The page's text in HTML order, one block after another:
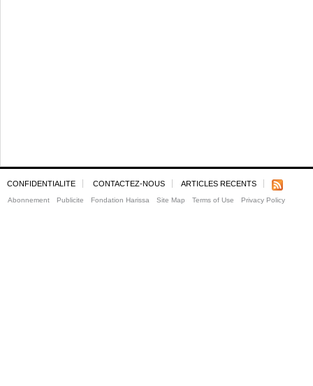
CONFIDENTIALITE CONTACTEZ-NOUS ARTICLES RECENTS
Abonnement Publicite Fondation Harissa Site Map Terms of Use Privacy Policy